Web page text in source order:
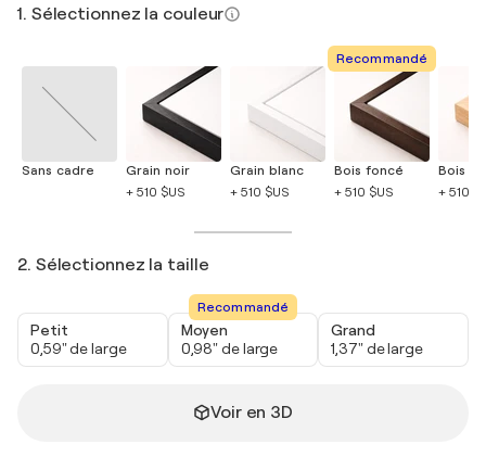
1. Sélectionnez la couleur
Sans cadre
Grain noir
+ 510 $US
Grain blanc
+ 510 $US
Recommandé
Bois foncé
+ 510 $US
Bois
+ 510
2. Sélectionnez la taille
Petit
0,59" de large
Recommandé
Moyen
0,98" de large
Grand
1,37" de large
Voir en 3D